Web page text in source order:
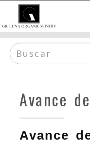
Avance
Avance